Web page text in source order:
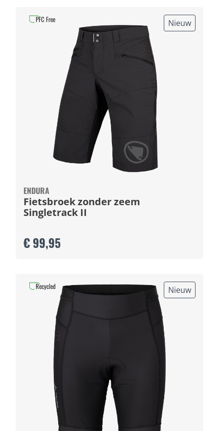
Nieuw
ENDURA
Fietsbroek zonder zeem
Singletrack II
€ 99,95
PFC Free
Nieuw
Recycled